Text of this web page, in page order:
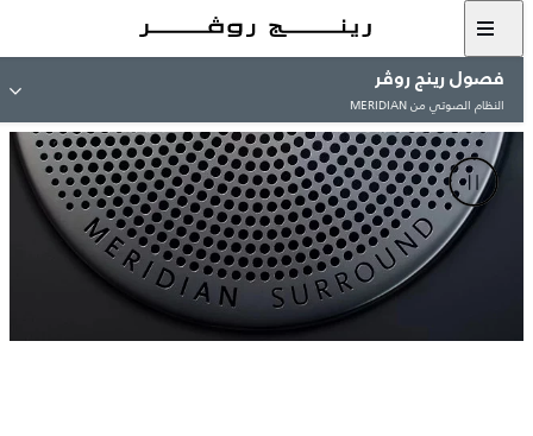
فصول رينج روڤر
النظام الصوتي من MERIDIAN